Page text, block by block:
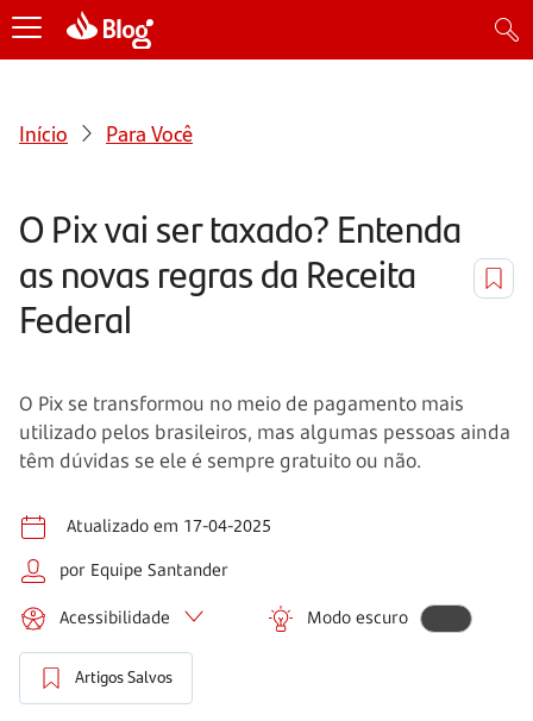
Início Para Você
O Pix vai ser taxado? Entenda
as novas regras da Receita
Federal
O Pix se transformou no meio de pagamento mais
utilizado pelos brasileiros, mas algumas pessoas ainda
têm dúvidas se ele é sempre gratuito ou não.
Atualizado em 17-04-2025
por Equipe Santander
Acessibilidade Modo escuro
Artigos Salvos